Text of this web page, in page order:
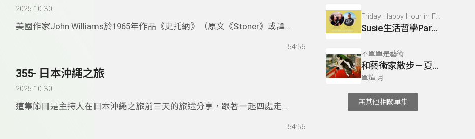
2025-10-30
美國作家John Williams於1965年作品《史托納》（原文《Stoner》或譯
54:56
355- 日本沖繩之旅
2025-10-30
這集節目是主持人在日本沖繩之旅前三天的旅途分享，跟著一起四處走走
54:56
Friday Happy Hour in Formosa
Susie生活哲學Part2 & 小琉球自由潛水教練Ray *Susie Lee's Life Philosophy Part 2 & XiaoliuqiuFreediving Coach Ray
不單單是藝術
和藝術家散步－夏卡爾Ⅰ
單煒明
無其他相關單集